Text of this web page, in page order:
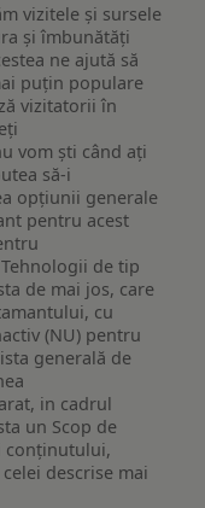
vizitele și sursele
și îmbunătăți
ne ajută să
puțin populare
vizitatorii în
vom ști când ați
să-i
opțiunii generale
pentru acest
de tip
de mai jos, care
cu
(NU) pentru
generală de
in cadrul
un Scop de
conținutului,
descrise mai